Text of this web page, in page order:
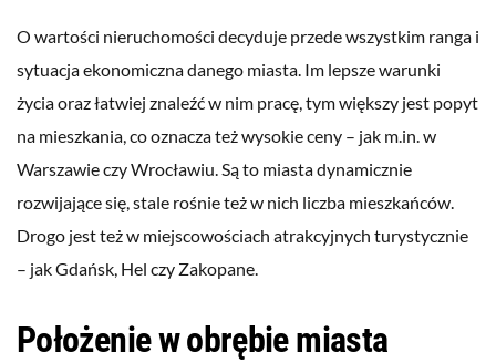
O wartości nieruchomości decyduje przede wszystkim ranga i
sytuacja ekonomiczna danego miasta. Im lepsze warunki
życia oraz łatwiej znaleźć w nim pracę, tym większy jest popyt
na mieszkania, co oznacza też wysokie ceny – jak m.in. w
Warszawie czy Wrocławiu. Są to miasta dynamicznie
rozwijające się, stale rośnie też w nich liczba mieszkańców.
Drogo jest też w miejscowościach atrakcyjnych turystycznie
– jak Gdańsk, Hel czy Zakopane.
Położenie w obrębie miasta